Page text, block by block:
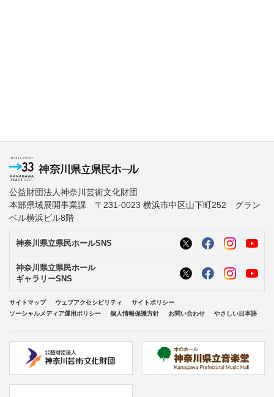
公益財団法人神奈川芸術文化財団
本部県域展開事業課 〒231-0023 横浜市中区山下町252 グラン
ベル横浜ビル8階
神奈川県立県民ホールSNS
神奈川県立県民ホール
ギャラリーSNS
サイトマップ ウェブアクセシビリティ
サイトポリシー
ソーシャルメディア運用ポリシー
個人情報保護方針 お問い合わせ やさしい日本語